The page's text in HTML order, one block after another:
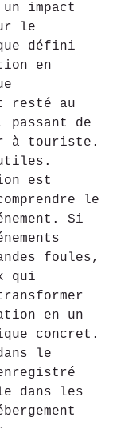
un impact
le
défini
en
resté au
passant de
à touriste.
est
le
Si
foules,
qui
en un
concret.
le
dans les